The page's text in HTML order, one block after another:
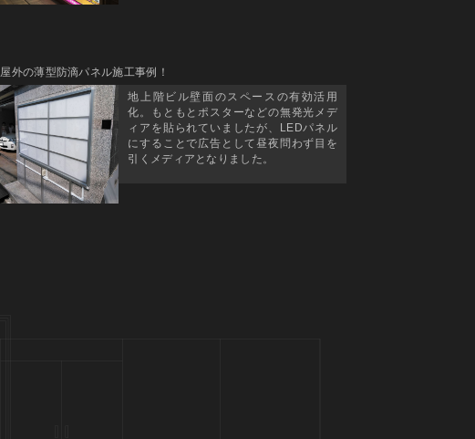
屋外の薄型防滴パネル施工事例！
地上階ビル壁面のスペースの有効活用
化。もともとポスターなどの無発光メデ
ィアを貼られていましたが、LEDパネル
にすることで広告として昼夜問わず目を
引くメディアとなりました。